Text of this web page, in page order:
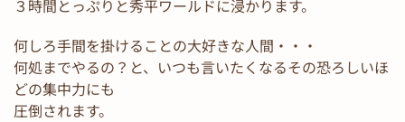
３時間とっぷりと秀平ワールドに浸かります。
何しろ手間を掛けることの大好きな人間・・・
何処までやるの？と、いつも言いたくなるその恐ろしいほ
どの集中力にも
圧倒されます。